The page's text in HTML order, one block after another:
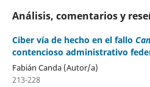
Análisis, comentarios y
Ciber vía de hecho en el fallo
contencioso administrativo
Fabián Canda (Autor/a)
213-228